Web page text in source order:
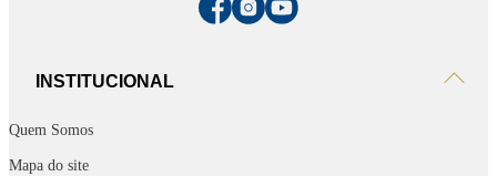
INSTITUCIONAL
Quem Somos
Mapa do site